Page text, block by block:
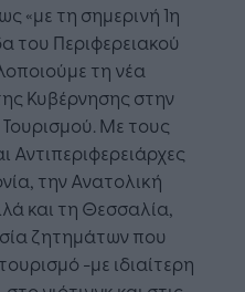
«με τη σημερινή 1η
του Περιφερειακού
τη νέα
Κυβέρνησης στην
Με τους
Αντιπεριφερειάρχες
την Ανατολική
και τη Θεσσαλία,
ζητημάτων που
-με ιδιαίτερη